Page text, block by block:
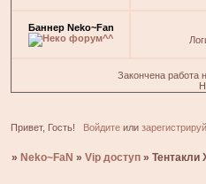
Баннер Neko~Fan
Закончена работа
Привет, Гость! Войдитеили
» Neko~FaN »Vip доступ »Тентакли